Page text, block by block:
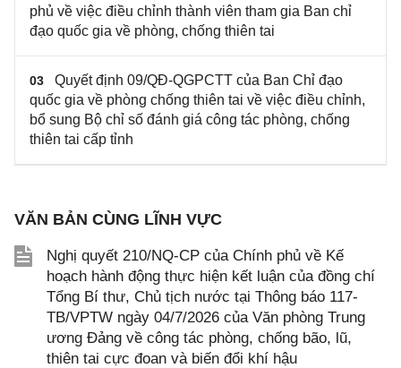
phủ về việc điều chỉnh thành viên tham gia Ban chỉ
đạo quốc gia về phòng, chống thiên tai
03
Quyết định 09/QĐ-QGPCTT của Ban Chỉ đạo
quốc gia về phòng chống thiên tai về việc điều chỉnh,
bổ sung Bộ chỉ số đánh giá công tác phòng, chống
thiên tai cấp tỉnh
VĂN BẢN CÙNG LĨNH VỰC
Nghị quyết 210/NQ-CP của Chính phủ về Kế
hoạch hành động thực hiện kết luận của đồng chí
Tổng Bí thư, Chủ tịch nước tại Thông báo 117-
TB/VPTW ngày 04/7/2026 của Văn phòng Trung
ương Đảng về công tác phòng, chống bão, lũ,
thiên tai cực đoan và biến đổi khí hậu